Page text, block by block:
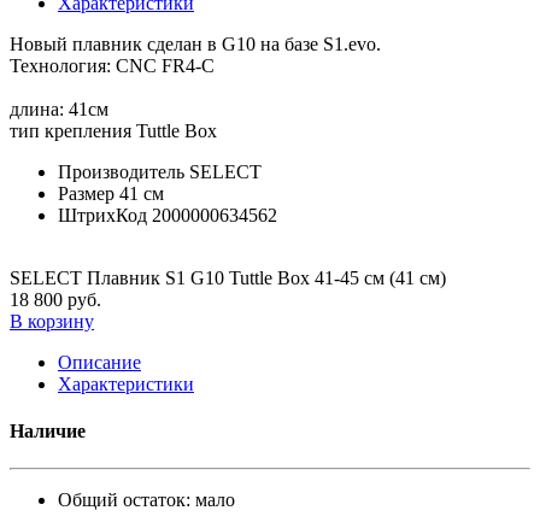
Новый плавник сделан в G10 на базе S1.evo.
Технология: CNC FR4-C
длина: 41см
тип крепления Tuttle Box
Производитель SELECT
Размер 41 см
ШтрихКод 2000000634562
SELECT Плавник S1 G10 Tuttle Box 41-45 см (41 см)
18 800 руб.
В корзину
Описание
Характеристики
Наличие
Общий остаток: мало